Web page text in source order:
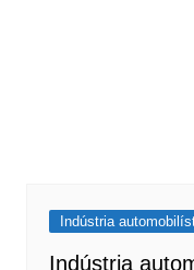
Indústria
Indústria